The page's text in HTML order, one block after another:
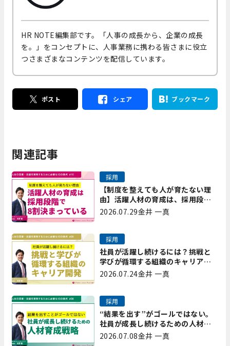
HR NOTE編集部です。「人事の成長から、企業の成長
を。」をコンセプトに、人事業務に携わる皆さまに役立
つさまざまなコンテンツを配信しています。
ポスト シェア ブックマーク
関連記事
【制度を整えても人が育たない理
由】活躍人材の育成は、採用段階
で8割決まっている｜プレシャスパ
採用
2026.07.29金井 一真
社員が活躍し続けるには？挑戦と
学びが循環する組織のキャリア開
発｜プレシャスパートナーズ矢野
採用
2026.07.24金井 一真
“結果を出す”がゴールではない。
社員が成長し続けるための人材育
成戦略｜プレシャスパートナーズ
採用
2026.07.08金井 一真